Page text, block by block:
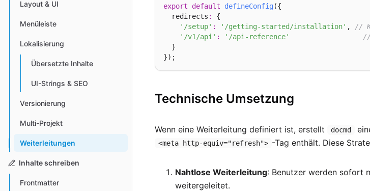
Layout & UI
Menüleiste
Lokalisierung
Übersetzte Inhalte
UI-Strings & SEO
Versionierung
Multi-Projekt
Weiterleitungen
Inhalte schreiben
Frontmatter
export default defineConfig({
  redirects
:
{
'/setup' : '/getting-started/installation' ,
//
'/v1/api' : '/api-reference'
//
  }
Technische Umsetzung
Wenn eine Weiterleitung definiert ist, erstellt docmd
<meta http-equiv="refresh"> -Tag enthält. Diese
Nahtlose Weiterleitung: Benutzer werden sofort
weitergeleitet.